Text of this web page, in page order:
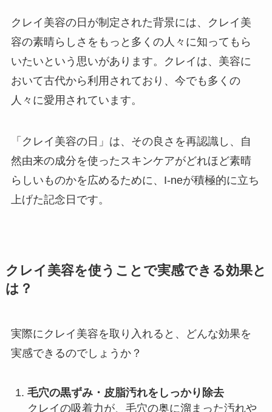
クレイ美容の日が制定された背景には、クレイ美
容の素晴らしさをもっと多くの人々に知ってもら
いたいという思いがあります。クレイは、美容に
おいて古代から利用されており、今でも多くの
人々に愛用されています。
「クレイ美容の日」は、その良さを再認識し、自
然由来の成分を使ったスキンケアがどれほど素晴
らしいものかを広めるために、I-neが積極的に立ち
上げた記念日です。
クレイ美容を使うことで実感できる効果と
は？
実際にクレイ美容を取り入れると、どんな効果を
実感できるのでしょうか？
毛穴の黒ずみ・皮脂汚れをしっかり除去
クレイの吸着力が、毛穴の奥に溜まった汚れや